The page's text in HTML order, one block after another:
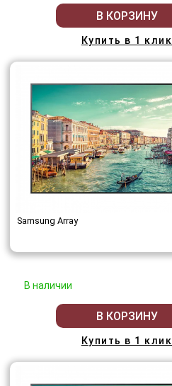
В КОРЗИНУ
Купить в 1 клик
Samsung Array
В наличии
В КОРЗИНУ
Купить в 1 клик